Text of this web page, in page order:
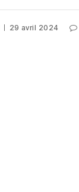
29 avril 2024